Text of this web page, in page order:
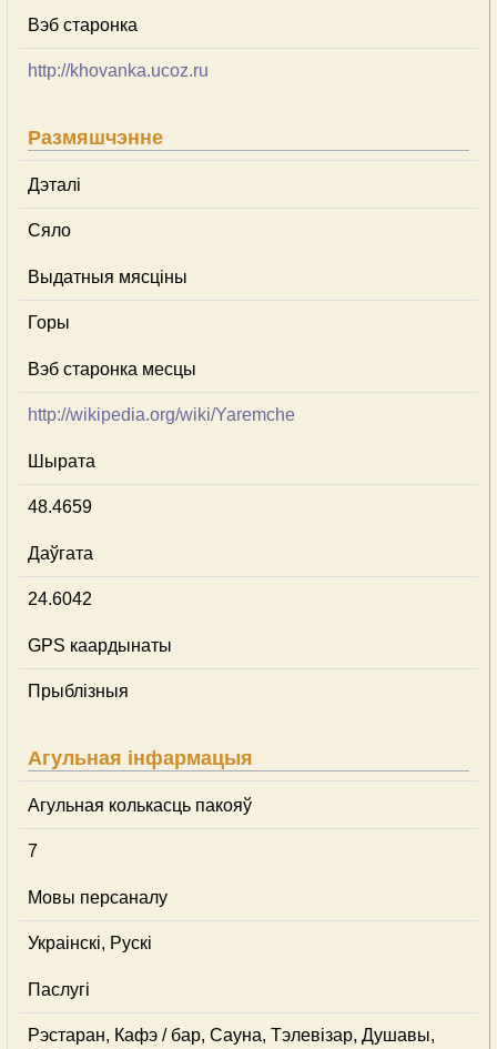
Вэб старонка
http://khovanka.ucoz.ru
Размяшчэнне
Дэталі
Сяло
Выдатныя мясціны
Горы
Вэб старонка месцы
http://wikipedia.org/wiki/Yaremche
Шырата
48.4659
Даўгата
24.6042
GPS каардынаты
Прыблізныя
Агульная інфармацыя
Агульная колькасць пакояў
7
Мовы персаналу
Украінскі, Рускі
Паслугі
Рэстаран, Кафэ / бар, Сауна, Тэлевізар, Душавы,